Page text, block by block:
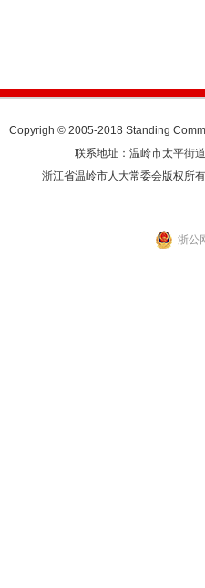
Copyrigh © 2005-2018 Standing
联系地址：温岭市太平
浙江省温岭市人大常委会版权所
浙公